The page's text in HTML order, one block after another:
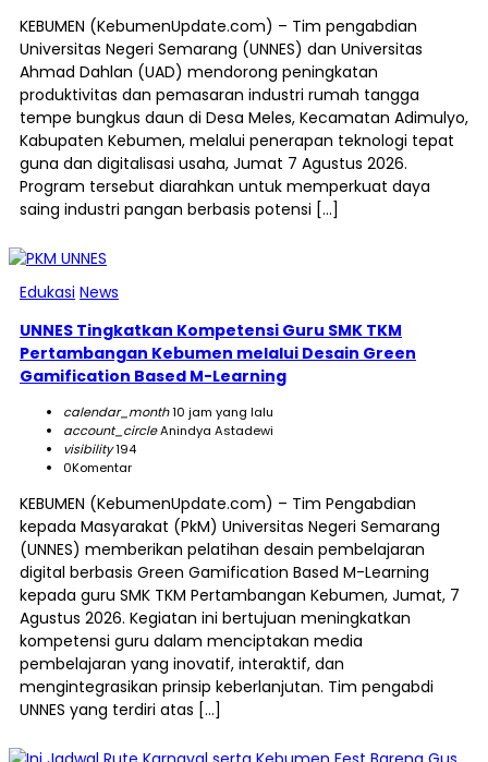
KEBUMEN (KebumenUpdate.com) – Tim pengabdian
Universitas Negeri Semarang (UNNES) dan Universitas
Ahmad Dahlan (UAD) mendorong peningkatan
produktivitas dan pemasaran industri rumah tangga
tempe bungkus daun di Desa Meles, Kecamatan Adimulyo,
Kabupaten Kebumen, melalui penerapan teknologi tepat
guna dan digitalisasi usaha, Jumat 7 Agustus 2026.
Program tersebut diarahkan untuk memperkuat daya
saing industri pangan berbasis potensi […]
Edukasi News
UNNES Tingkatkan Kompetensi Guru SMK TKM
Pertambangan Kebumen melalui Desain Green
Gamification Based M-Learning
calendar_month10 jam yang lalu
account_circleAnindya Astadewi
visibility194
0Komentar
KEBUMEN (KebumenUpdate.com) – Tim Pengabdian
kepada Masyarakat (PkM) Universitas Negeri Semarang
(UNNES) memberikan pelatihan desain pembelajaran
digital berbasis Green Gamification Based M-Learning
kepada guru SMK TKM Pertambangan Kebumen, Jumat, 7
Agustus 2026. Kegiatan ini bertujuan meningkatkan
kompetensi guru dalam menciptakan media
pembelajaran yang inovatif, interaktif, dan
mengintegrasikan prinsip keberlanjutan. Tim pengabdi
UNNES yang terdiri atas […]